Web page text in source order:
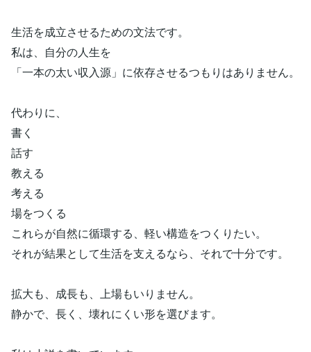
生活を成立させるための文法です。
私は、自分の人生を
「一本の太い収入源」に依存させるつもりはありません。
代わりに、
書く
話す
教える
考える
場をつくる
これらが自然に循環する、軽い構造をつくりたい。
それが結果として生活を支えるなら、それで十分です。
拡大も、成長も、上場もいりません。
静かで、長く、壊れにくい形を選びます。